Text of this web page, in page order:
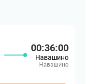
00:36:00
Навашино
Навашино